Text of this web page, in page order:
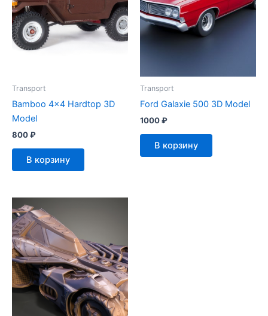
Transport
Bamboo 4×4 Hardtop 3D
Model
800₽
В корзину
Transport
Ford Galaxie 500 3D Model
1000₽
В корзину